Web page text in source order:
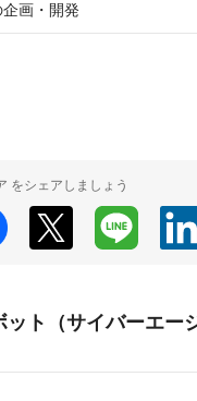
画・開発
をシェアしましょう
ット（サイバーエー